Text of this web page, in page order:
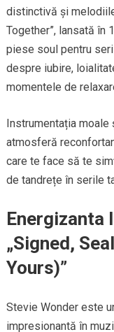
distinctivă și
Together”, lansată în
piese soul pentru
despre iubire,
momentele de
Instrumentația moale
atmosferă
care te face să te
de tandrețe în serile
Energizanta
„Signed,
Yours)”
Stevie Wonder este
impresionantă în